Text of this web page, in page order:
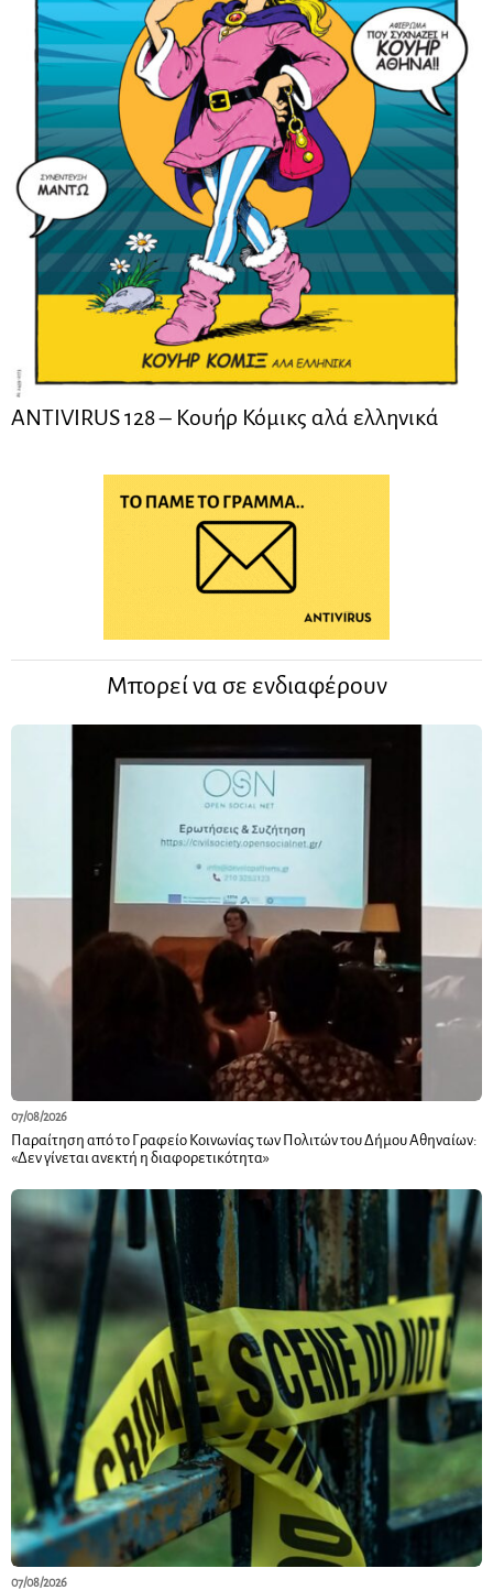
ANTIVIRUS 128 – Kουήρ Κόμικς αλά ελληνικά
Μπορεί να σε ενδιαφέρουν
07/08/2026
Παραίτηση από το Γραφείο Κοινωνίας των Πολιτών του Δήμου Αθηναίων:
«Δεν γίνεται ανεκτή η διαφορετικότητα»
07/08/2026